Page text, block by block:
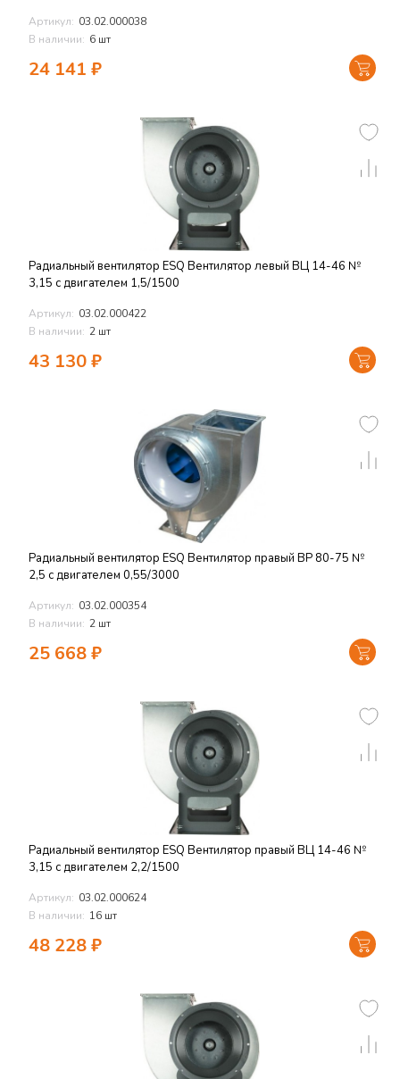
Артикул: 03.02.000038
В наличии: 6 шт
24 141 ₽
Радиальный вентилятор ESQ Вентилятор левый ВЦ 14-46 №
3,15 с двигателем 1,5/1500
Артикул: 03.02.000422
В наличии: 2 шт
43 130₽
Радиальный вентилятор ESQ Вентилятор правый ВР 80-75 №
2,5 с двигателем 0,55/3000
Артикул: 03.02.000354
В наличии: 2 шт
25 668₽
Радиальный вентилятор ESQ Вентилятор правый ВЦ 14-46 №
3,15 с двигателем 2,2/1500
Артикул: 03.02.000624
В наличии: 16 шт
48 228₽